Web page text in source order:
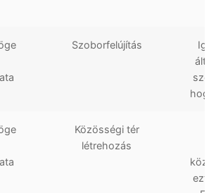
Szoborfelújítás
Közösségi tér
létrehozás
ezt